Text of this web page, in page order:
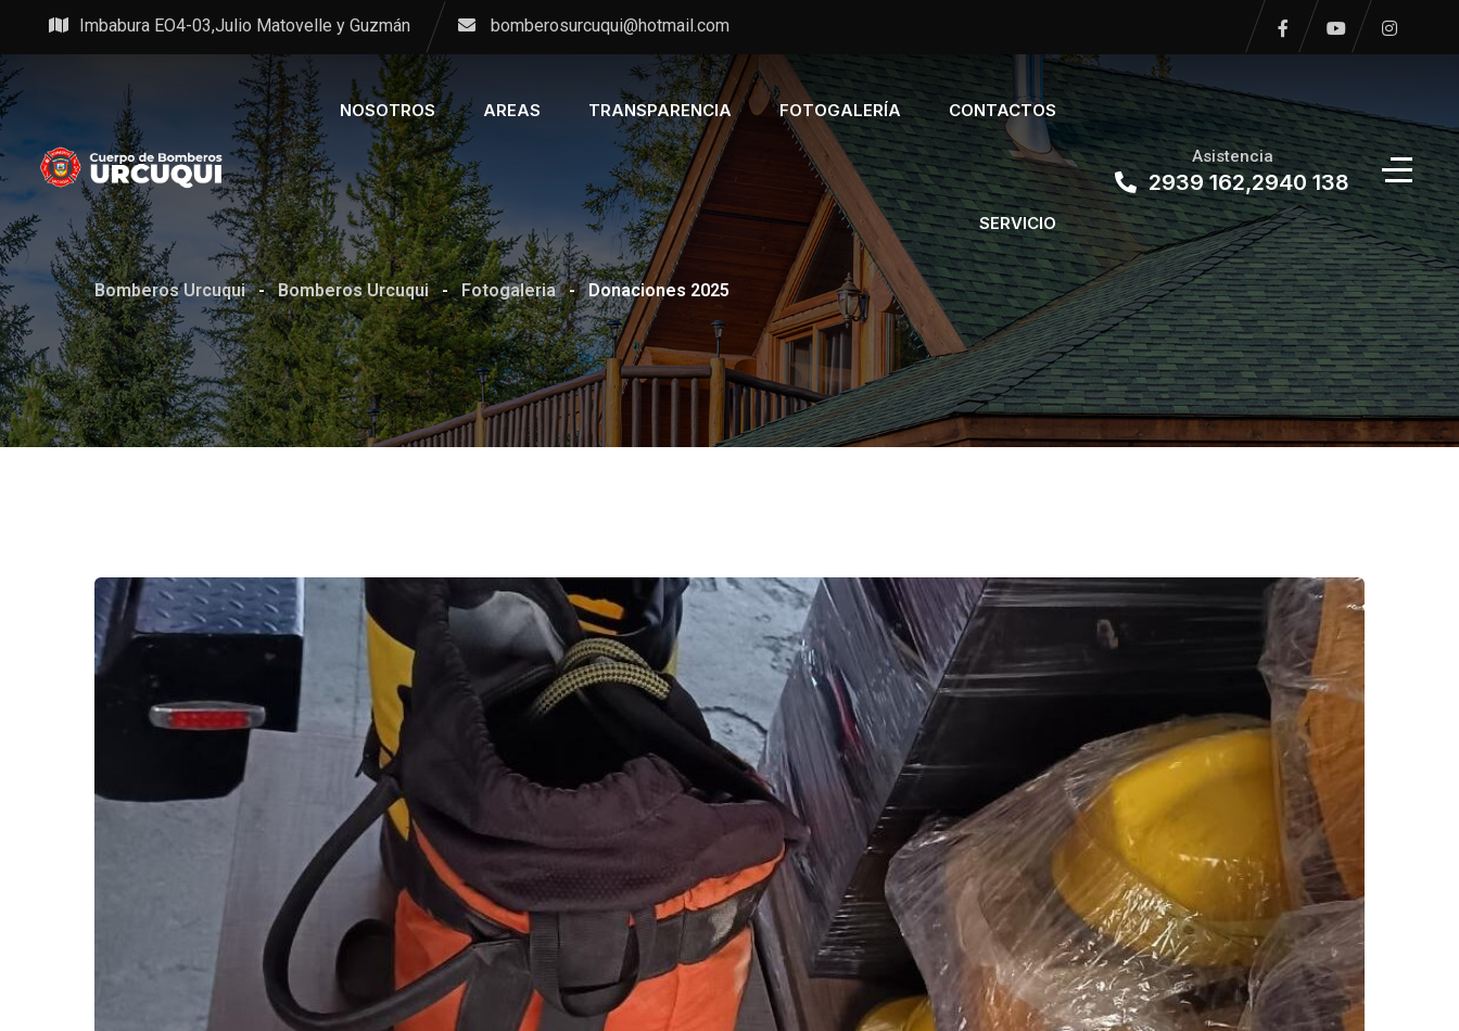
Imbabura EO4-03,Julio Matovelle y Guzmán bomberosurcuqui@hotmail.com
NOSOTROS AREAS TRANSPARENCIA FOTOGALERÍA CONTACTOS
SERVICIO
Asistencia
2939 162,2940 138
Bomberos Urcuqui - Bomberos Urcuqui - Fotogaleria - Donaciones 2025